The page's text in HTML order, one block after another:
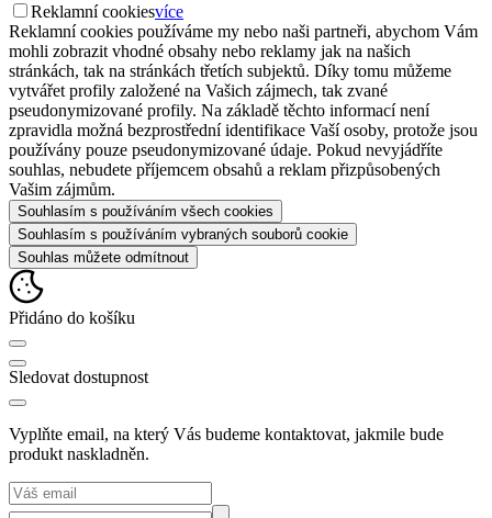
Reklamní cookiesvíce
Reklamní cookies používáme my nebo naši partneři, abychom Vám
mohli zobrazit vhodné obsahy nebo reklamy jak na našich
stránkách, tak na stránkách třetích subjektů. Díky tomu můžeme
vytvářet profily založené na Vašich zájmech, tak zvané
pseudonymizované profily. Na základě těchto informací není
zpravidla možná bezprostřední identifikace Vaší osoby, protože jsou
používány pouze pseudonymizované údaje. Pokud nevyjádříte
souhlas, nebudete příjemcem obsahů a reklam přizpůsobených
Vašim zájmům.
Souhlasím s používáním všech cookies
Souhlasím s používáním vybraných souborů cookie
Souhlas můžete odmítnout
Přidáno do košíku
Sledovat dostupnost
Vyplňte email, na který Vás budeme kontaktovat, jakmile bude
produkt naskladněn.